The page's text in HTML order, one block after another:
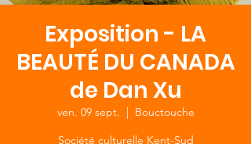
Exposition - LA
BEAUTÉ DU CANADA
de Dan Xu
ven. 09 sept.
  |
Bouctouche
Société culturelle Kent-Sud